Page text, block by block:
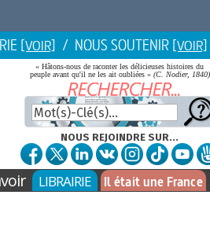
[VOIR] / NOUS SOUTENIR [VOIR]
« Hâtons-nous de raconter les délicieuses histoires du
peuple avant qu'il ne les ait oubliées » (C. Nodier, 1840)
NOUS REJOINDRE SUR...
LIBRAIRIE Il était une France